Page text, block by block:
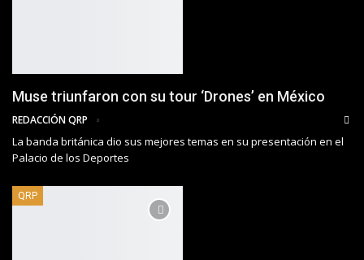
Muse triunfaron con su tour ‘Drones’ en México
REDACCIÓN QRP
La banda británica dio sus mejores temas en su presentación en el
Palacio de los Deportes
QRP